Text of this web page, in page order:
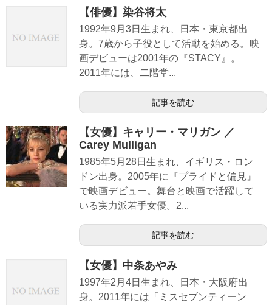
【俳優】染谷将太
1992年9月3日生まれ、日本・東京都出
身。7歳から子役として活動を始める。映
画デビューは2001年の『STACY』。
2011年には、二階堂...
記事を読む
【女優】キャリー・マリガン ／
Carey Mulligan
1985年5月28日生まれ、イギリス・ロン
ドン出身。2005年に『プライドと偏見』
で映画デビュー。舞台と映画で活躍して
いる実力派若手女優。2...
記事を読む
【女優】中条あやみ
1997年2月4日生まれ、日本・大阪府出
身。2011年には「ミスセブンティーン